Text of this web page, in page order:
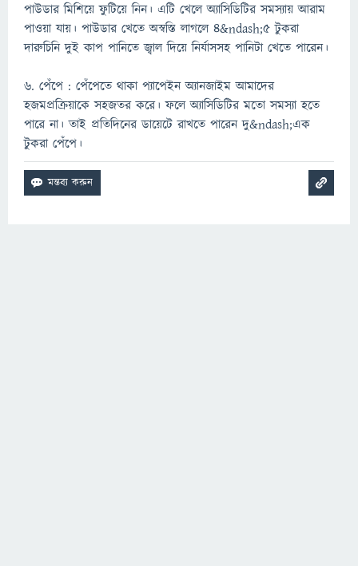
পাউডার মিশিয়ে ফুটিয়ে নিন। এটি খেলে অ্যাসিডিটির সমস্যায় আরাম
পাওয়া যায়। পাউডার খেতে অস্বস্তি লাগলে ৪&ndash;৫ টুকরা
দারুচিনি দুই কাপ পানিতে জ্বাল দিয়ে নির্যাসসহ পানিটা খেতে পারেন।
৬. পেঁপে : পেঁপেতে থাকা প্যাপেইন অ্যানজাইম আমাদের
হজমপ্রক্রিয়াকে সহজতর করে। ফলে অ্যাসিডিটির মতো সমস্যা হতে
পারে না। তাই প্রতিদিনের ডায়েটে রাখতে পারেন দু&ndash;এক
টুকরা পেঁপে।